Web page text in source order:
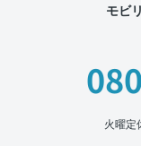
モビ
火曜定